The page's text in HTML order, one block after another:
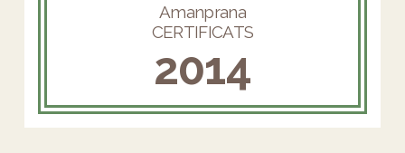
Amanprana
CERTIFICATS
2014